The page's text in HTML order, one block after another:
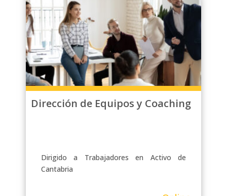
Dirección de Equipos y Coaching
Dirigido a Trabajadores en Activo de
Cantabria